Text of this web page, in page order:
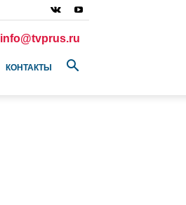
info@tvprus.ru
КОНТАКТЫ